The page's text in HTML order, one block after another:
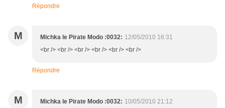
Répondre
M Michka le Pirate Modo :0032: 12/05/2010 16:31
<br /> <br /> <br /> <br /> <br /> <br />
Répondre
M Michka le Pirate Modo :0032: 10/05/2010 21:12